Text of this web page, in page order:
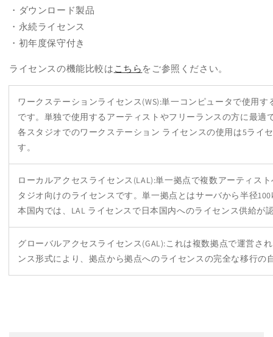
・ダウンロード製品
・永続ライセンス
・初年度保守付き
ライセンスの機能比較は こちら をご参照ください。
ワークステーションライセンス(WS):単一コンピュータで使用
です。単独で使用するアーティストやフリーランスの方に最適
各スタジオでのワークステーション ライセンスの使用は5ライ
す。
ローカルアクセスライセンス(LAL):単一拠点で複数アーティス
タジオ向けのライセンスです。単一拠点とはサーバから半径
本国内では、LAL ライセンスで日本国内へのライセンス供給が
グローバルアクセスライセンス(GAL):これは複数拠点で運営さ
ンス形式により、拠点から拠点へのライセンスの完全な移行の